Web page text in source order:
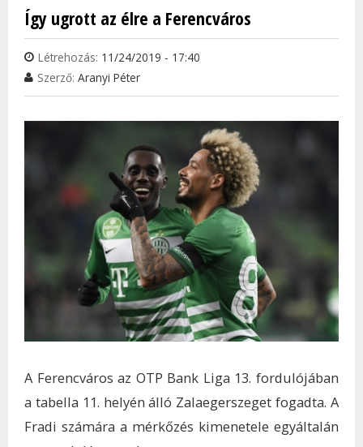
Így ugrott az élre a Ferencváros
Létrehozás: 11/24/2019 - 17:40
Szerző: Aranyi Péter
A Ferencváros az OTP Bank Liga 13. fordulójában
a tabella 11. helyén álló Zalaegerszeget fogadta. A
Fradi számára a mérkőzés kimenetele egyáltalán